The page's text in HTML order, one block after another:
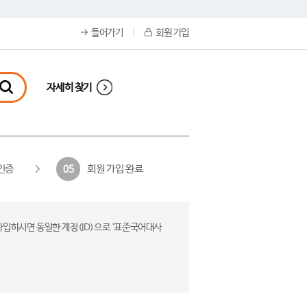
들어가기 회원 가입
자세히 찾기
증 05 회원 가입 완료
하시면 동일한 계정(ID)으로 ‘표준국어대사